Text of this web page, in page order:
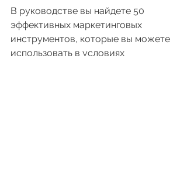
В руководстве вы найдете 50
эффективных маркетинговых
инструментов, которые вы можете
использовать в условиях